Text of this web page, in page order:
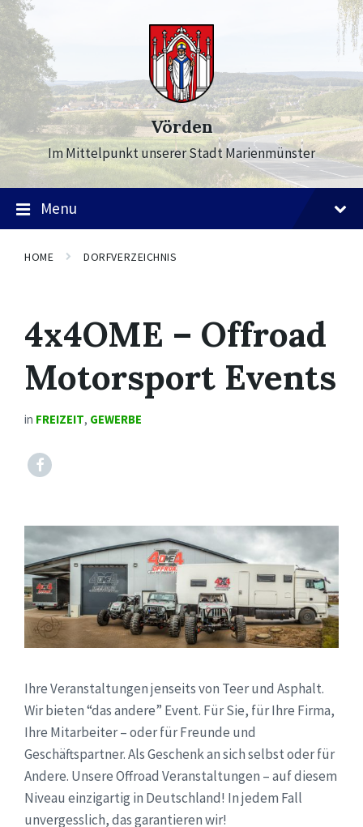
Skip
to
content
Skip
to
main
navigation
Skip
to
footer
Vörden
Im Mittelpunkt unserer Stadt Marienmünster
Menu
HOME DORFVERZEICHNIS
4x4OME – Offroad
Motorsport Events
in FREIZEIT, GEWERBE
Facebook
Ihre Veranstaltungen jenseits von Teer und Asphalt.
Wir bieten “das andere” Event. Für Sie, für Ihre Firma,
Ihre Mitarbeiter – oder für Freunde und
Geschäftspartner. Als Geschenk an sich selbst oder für
Andere. Unsere Offroad Veranstaltungen – auf diesem
Niveau einzigartig in Deutschland! In jedem Fall
unvergesslich, das garantieren wir!